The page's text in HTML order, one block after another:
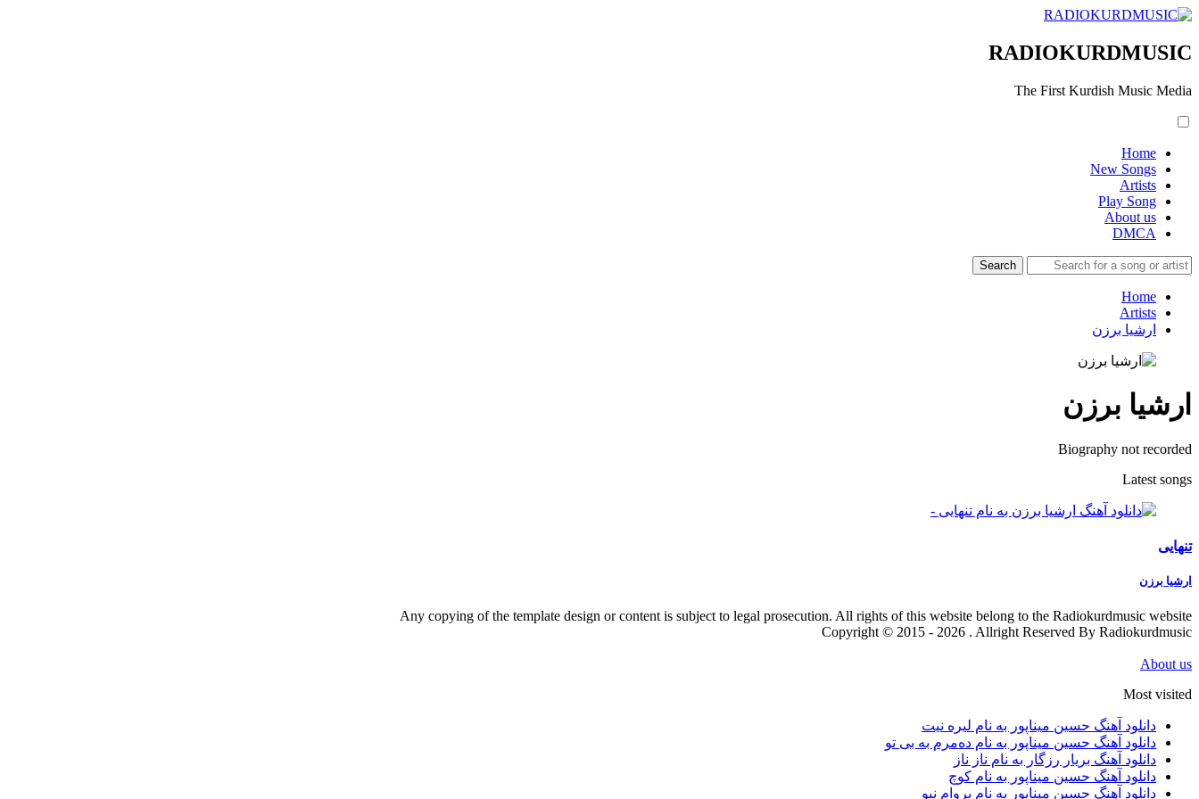
RADIOKURDMUSIC
The First Kurdish Music Media
Home
New Songs
Artists
Play Song
About us
DMCA
Home
Artists
ارشیا برزن
ارشیا برزن
Biography not recorded
Latest songs
تنهایی
ارشیا برزن
Any copying of the template design or content is subject to legal prosecution. All rights of this website belong to the Radiokurdmusic website
Copyright © 2015 - 2026 . Allright Reserved By Radiokurdmusic
About us
Most visited
دانلود آهنگ حسین میناپور به نام لیره نیت
دانلود آهنگ حسین میناپور به نام دەمرم بە بی تو
دانلود آهنگ بریار رزگار به نام ناز ناز
دانلود آهنگ حسین میناپور به نام کوچ
دانلود آهنگ حسین میناپور به نام بروام نبو